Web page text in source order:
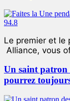
Le premier et le
Alliance, vous
Un saint patron
pourrez